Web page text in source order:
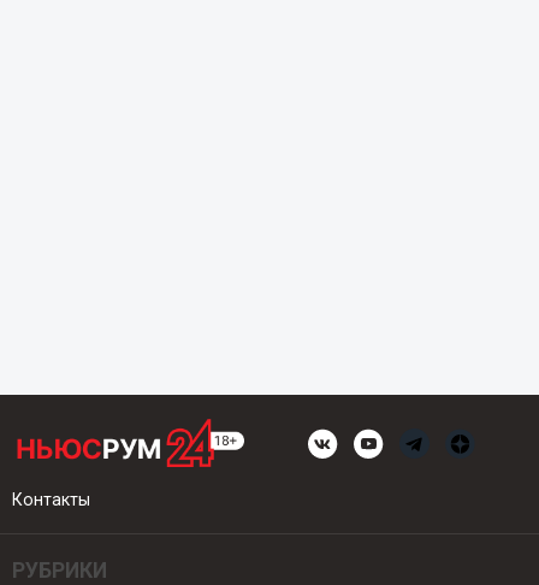
Контакты
РУБРИКИ